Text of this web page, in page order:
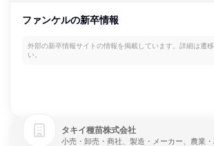
ファンケルの新卒情報
外部の新卒情報サイトの情報を掲載しています。詳細は遷
い。
タキイ種苗株式会社
小売・卸売・商社、製造・メーカー、農業